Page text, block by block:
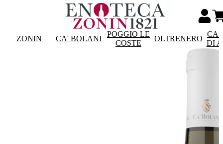
ZONIN CA' BOLANI
POGGIO LE
COSTE
OLTRENERO
DI